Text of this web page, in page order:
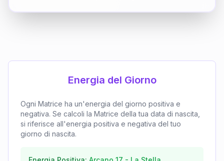
Energia del Giorno
Ogni Matrice ha un'energia del giorno positiva e
negativa. Se calcoli la Matrice della tua data di nascita,
si riferisce all'energia positiva e negativa del tuo
giorno di nascita.